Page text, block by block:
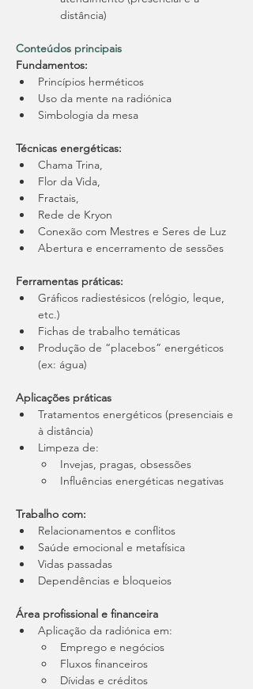
distância)
Conteúdos principais
Fundamentos:
Princípios herméticos
Uso da mente na radiónica
Simbologia da mesa
Técnicas energéticas:
Chama Trina,
Flor da Vida,
Fractais,
Rede de Kryon
Conexão com Mestres e Seres de Luz
Abertura e encerramento de sessões
Ferramentas práticas:
Gráficos radiestésicos (relógio, leque,
etc.)
Fichas de trabalho temáticas
Produção de “placebos” energéticos
(ex: água)
Aplicações práticas
Tratamentos energéticos (presenciais e
à distância)
Limpeza de:
Invejas, pragas, obsessões
Influências energéticas negativas
Trabalho com:
Relacionamentos e conflitos
Saúde emocional e metafísica
Vidas passadas
Dependências e bloqueios
Área profissional e financeira
Aplicação da radiónica em:
Emprego e negócios
Fluxos financeiros
Dívidas e créditos